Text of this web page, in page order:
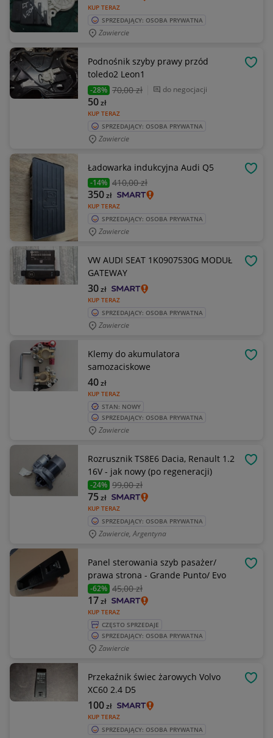
KUP TERAZ
SPRZEDAJĄCY: OSOBA PRYWATNA
Zawiercie
Podnośnik szyby prawy przód
toledo2 Leon1
-28% 70,00 zł do negocjacji
KUP TERAZ
50zł
SPRZEDAJĄCY: OSOBA PRYWATNA
Zawiercie
Ładowarka indukcyjna Audi Q5
-14% 410,00 zł
KUP TERAZ
350zł
SPRZEDAJĄCY: OSOBA PRYWATNA
Zawiercie
VW AUDI SEAT 1K0907530G MODUŁ
GATEWAY
KUP TERAZ
30zł
SPRZEDAJĄCY: OSOBA PRYWATNA
Zawiercie
Klemy do akumulatora
samozaciskowe
KUP TERAZ
40zł
STAN: NOWY
SPRZEDAJĄCY: OSOBA PRYWATNA
Zawiercie
Rozrusznik TS8E6 Dacia, Renault 1.2
16V - jak nowy (po regeneracji)
-24% 99,00 zł
KUP TERAZ
75zł
SPRZEDAJĄCY: OSOBA PRYWATNA
Zawiercie, Argentyna
Panel sterowania szyb pasażer/
prawa strona - Grande Punto/ Evo
-62% 45,00 zł
KUP TERAZ
17zł
CZĘSTO SPRZEDAJE
SPRZEDAJĄCY: OSOBA PRYWATNA
Zawiercie
Przekaźnik świec żarowych Volvo
XC60 2.4 D5
KUP TERAZ
100zł
SPRZEDAJĄCY: OSOBA PRYWATNA